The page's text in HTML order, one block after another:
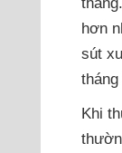
hơn
sút
Khi